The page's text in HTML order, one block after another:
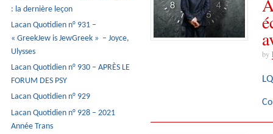
by
: la dernière leçon
Lacan Quotidien n° 931 –
« GreekJew is JewGreek » – Joyce,
Ulysses
Lacan Quotidien n° 930 – APRÈS LE
FORUM DES PSY
Lacan Quotidien n° 929
Lacan Quotidien n° 928 – 2021
Année Trans